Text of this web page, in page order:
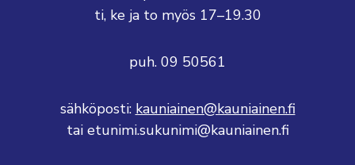
ti, ke ja to myös 17–19.30
puh. 09 50561
sähköposti: kauniainen@kauniainen.fi
tai etunimi.sukunimi@kauniainen.fi